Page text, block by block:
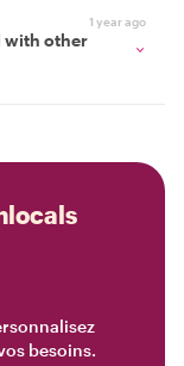
1 year ago
with other
besoins.